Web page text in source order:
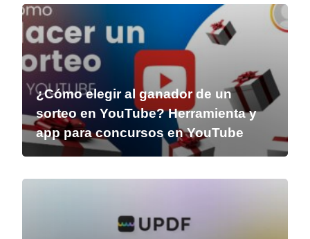
¿Cómo elegir al ganador de un
sorteo en YouTube? Herramienta y
app para concursos en YouTube